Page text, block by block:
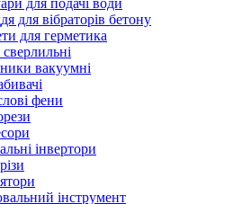
для подачі води
для вібраторів бетону
для герметика
вакуумні
фени
інвертори
інструмент